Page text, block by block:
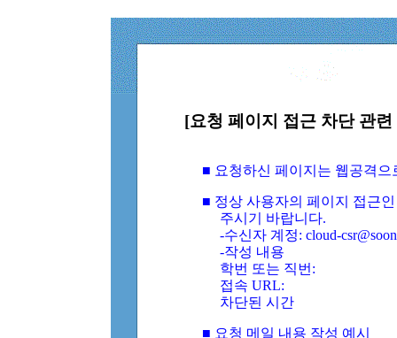
[요청 페이지 접근 차단 관
■ 요청하신 페이지는 웹공격
■ 정상 사용자의 페이지 접근
주시기 바랍니다.
-수신자 계정: cloud-
-작성 내용
학번 또는 직번:
접속 URL:
차단된 시간
■ 요청 메일 내용 작성 예시